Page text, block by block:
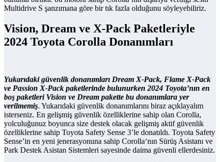
Multidrive S şanzımana göre bir tık fazla olduğunu söyleyebiliriz.
Vision, Dream ve X-Pack Paketleriyle
2024 Toyota Corolla Donanımları
Yukarıdaki güvenlik donanımları Dream X-Pack, Flame X-Pack
ve Passion X-Pack paketlerinde bulunurken 2024 Toyota’nın en
boş paketleri Vision ve Dream pakette bu donanımlara yer
verilmemiş. Yukarıdaki güvenlik donanımlarını biraz açıklayalım
isterseniz. En gelişmiş güvenlik özelliklerine sahip olan Corolla,
yolculuğunuz boyunca size destek olacak gelişmiş aktif güvenlik
özelliklerine sahip Toyota Safety Sense 3’le donatıldı. Toyota Safety
Sense’in en yeni jenerasyonuna sahip Corolla‘nın Sürüş Asistanı ve
Park Destek Asistan Sistemleri sayesinde daima güvenli ellerdesiniz.